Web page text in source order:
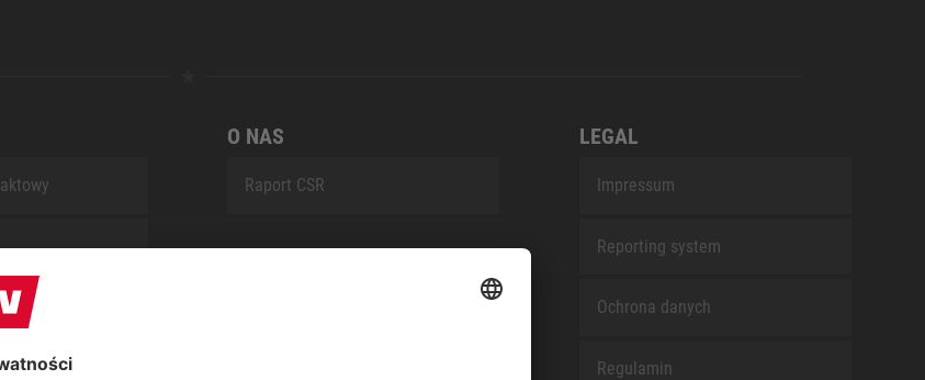
ELTEN
O NAS
Raport CSR
LEGAL
Impressum
Reporting system
Ochrona danych
Regulamin